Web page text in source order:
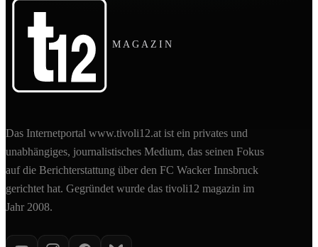
MAGAZIN
Das Internetportal www.tivoli12.at ist ein privates und
unabhängiges, journalistisches Medium, das seinen Fokus
auf die Berichterstattung über den FC Wacker Innsbruck
gerichtet hat. Gegründet wurde das tivoli12 magazin im
Jahr 2008.